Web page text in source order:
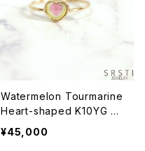
Watermelon Tourmarine
Heart-shaped K10YG Ri
ngB
¥45,000